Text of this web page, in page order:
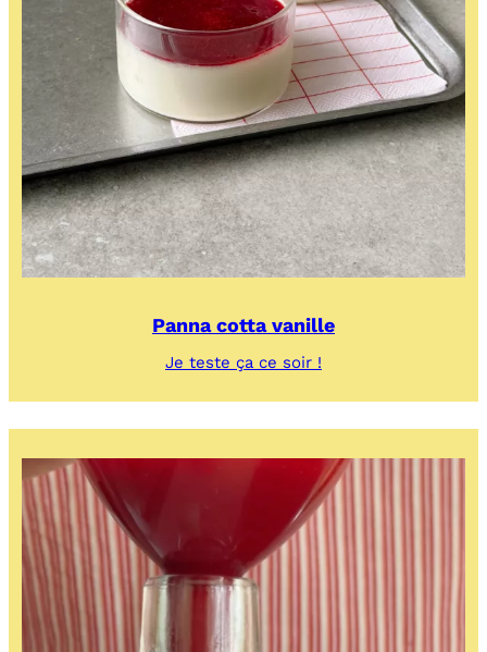
Panna cotta vanille
Je teste ça ce soir !
cotta